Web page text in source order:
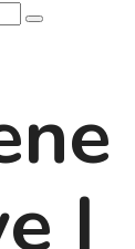
|